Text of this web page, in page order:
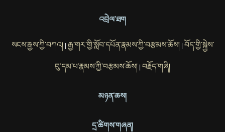
འབྲེལ་ཐག
སངས་རྒྱས་ཀྱི་བཀའ།| རྒྱ་གར་གྱི་སློབ་དཔོན་རྣམས་ཀྱི་བརྩམས་ཆོས།| བོད་གྱི་སྐྱེས་
བུ་དམ་པ་རྣམས་ཀྱི་བརྩམས་ཆོས། | བརྗོད་གཞི།
མཉན་ཆས།
དྲ་ཚིགས་གཞན།